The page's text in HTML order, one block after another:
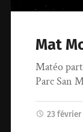
Mat
Matéo
Parc San
23 février